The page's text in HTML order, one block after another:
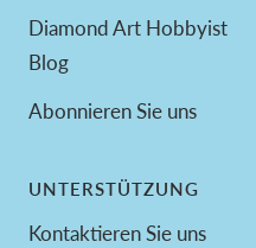
Diamond Art Hobbyist
Blog
Abonnieren Sie uns
UNTERSTÜTZUNG
Kontaktieren Sie uns